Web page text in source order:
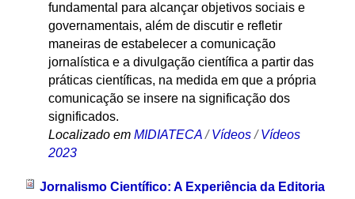
fundamental para alcançar objetivos sociais e
governamentais, além de discutir e refletir
maneiras de estabelecer a comunicação
jornalística e a divulgação científica a partir das
práticas científicas, na medida em que a própria
comunicação se insere na significação dos
significados.
Localizado em MIDIATECA /Vídeos /Vídeos
2023
Jornalismo Científico: A Experiência da Editoria